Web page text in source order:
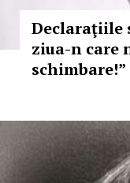
Declaraţiile
ziua-n care
schimbare!”